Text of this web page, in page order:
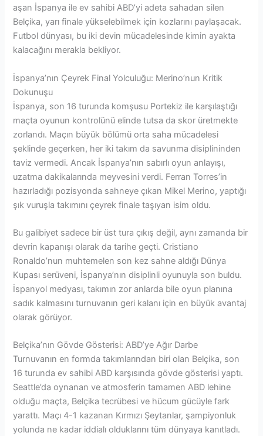
aşan İspanya ile ev sahibi ABD’yi adeta sahadan silen
Belçika, yarı finale yükselebilmek için kozlarını paylaşacak.
Futbol dünyası, bu iki devin mücadelesinde kimin ayakta
kalacağını merakla bekliyor.
İspanya’nın Çeyrek Final Yolculuğu: Merino’nun Kritik
Dokunuşu
İspanya, son 16 turunda komşusu Portekiz ile karşılaştığı
maçta oyunun kontrolünü elinde tutsa da skor üretmekte
zorlandı. Maçın büyük bölümü orta saha mücadelesi
şeklinde geçerken, her iki takım da savunma disiplininden
taviz vermedi. Ancak İspanya’nın sabırlı oyun anlayışı,
uzatma dakikalarında meyvesini verdi. Ferran Torres’in
hazırladığı pozisyonda sahneye çıkan Mikel Merino, yaptığı
şık vuruşla takımını çeyrek finale taşıyan isim oldu.
Bu galibiyet sadece bir üst tura çıkış değil, aynı zamanda bir
devrin kapanışı olarak da tarihe geçti. Cristiano
Ronaldo’nun muhtemelen son kez sahne aldığı Dünya
Kupası serüveni, İspanya’nın disiplinli oyunuyla son buldu.
İspanyol medyası, takımın zor anlarda bile oyun planına
sadık kalmasını turnuvanın geri kalanı için en büyük avantaj
olarak görüyor.
Belçika’nın Gövde Gösterisi: ABD’ye Ağır Darbe
Turnuvanın en formda takımlarından biri olan Belçika, son
16 turunda ev sahibi ABD karşısında gövde gösterisi yaptı.
Seattle’da oynanan ve atmosferin tamamen ABD lehine
olduğu maçta, Belçika tecrübesi ve hücum gücüyle fark
yarattı. Maçı 4-1 kazanan Kırmızı Şeytanlar, şampiyonluk
yolunda ne kadar iddialı olduklarını tüm dünyaya kanıtladı.